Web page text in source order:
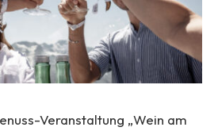
Veranstaltung „Wein am